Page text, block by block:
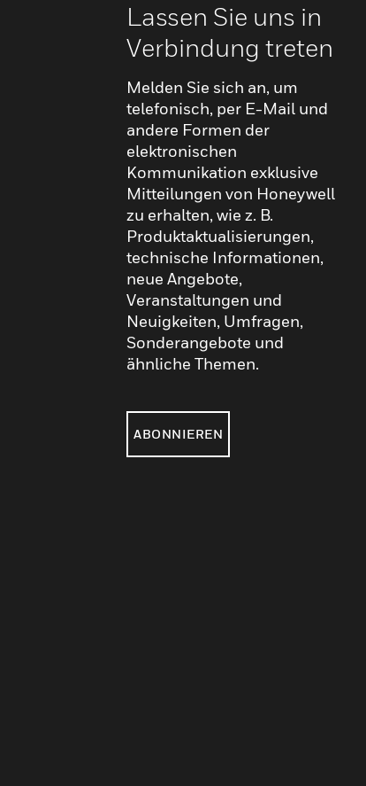
Lassen Sie uns in
Verbindung treten
Melden Sie sich an, um
telefonisch, per E-Mail und
andere Formen der
elektronischen
Kommunikation exklusive
Mitteilungen von Honeywell
zu erhalten, wie z. B.
Produktaktualisierungen,
technische Informationen,
neue Angebote,
Veranstaltungen und
Neuigkeiten, Umfragen,
Sonderangebote und
ähnliche Themen.
ABONNIEREN